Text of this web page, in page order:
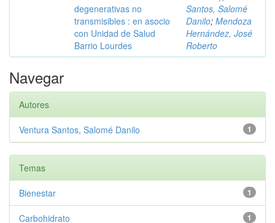
degenerativas no
transmisibles : en asocio
con Unidad de Salud
Barrio Lourdes
Santos, Salomé
Danilo; Mendoza
Hernández, José
Roberto
Navegar
Autores
1
Ventura Santos, Salomé Danilo
Temas
1
Bienestar
1
Carbohidrato